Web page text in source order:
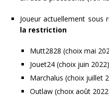
Joueur actuellement sous
la restriction
Mutt2828 (choix mai
Jouet24 (choix juin
Marchalus (choix juillet
Outlaw (choix août